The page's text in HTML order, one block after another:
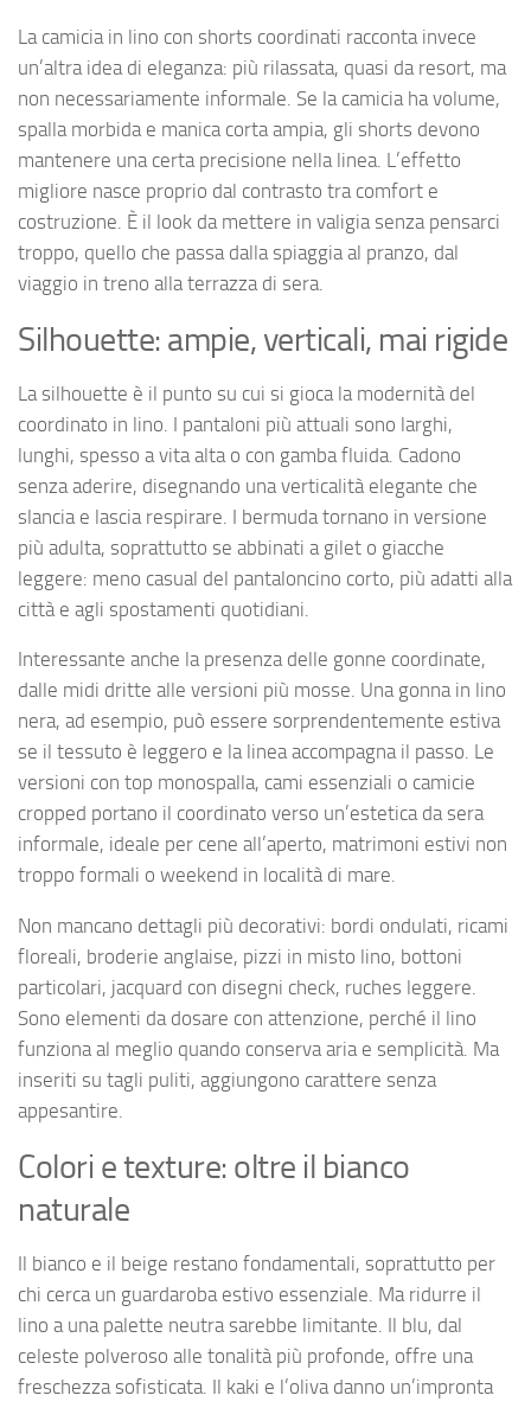
La camicia in lino con shorts coordinati racconta invece
un’altra idea di eleganza: più rilassata, quasi da resort, ma
non necessariamente informale. Se la camicia ha volume,
spalla morbida e manica corta ampia, gli shorts devono
mantenere una certa precisione nella linea. L’effetto
migliore nasce proprio dal contrasto tra comfort e
costruzione. È il look da mettere in valigia senza pensarci
troppo, quello che passa dalla spiaggia al pranzo, dal
viaggio in treno alla terrazza di sera.
Silhouette: ampie, verticali, mai rigide
La silhouette è il punto su cui si gioca la modernità del
coordinato in lino. I pantaloni più attuali sono larghi,
lunghi, spesso a vita alta o con gamba fluida. Cadono
senza aderire, disegnando una verticalità elegante che
slancia e lascia respirare. I bermuda tornano in versione
più adulta, soprattutto se abbinati a gilet o giacche
leggere: meno casual del pantaloncino corto, più adatti alla
città e agli spostamenti quotidiani.
Interessante anche la presenza delle gonne coordinate,
dalle midi dritte alle versioni più mosse. Una gonna in lino
nera, ad esempio, può essere sorprendentemente estiva
se il tessuto è leggero e la linea accompagna il passo. Le
versioni con top monospalla, cami essenziali o camicie
cropped portano il coordinato verso un’estetica da sera
informale, ideale per cene all’aperto, matrimoni estivi non
troppo formali o weekend in località di mare.
Non mancano dettagli più decorativi: bordi ondulati, ricami
floreali, broderie anglaise, pizzi in misto lino, bottoni
particolari, jacquard con disegni check, ruches leggere.
Sono elementi da dosare con attenzione, perché il lino
funziona al meglio quando conserva aria e semplicità. Ma
inseriti su tagli puliti, aggiungono carattere senza
appesantire.
Colori e texture: oltre il bianco
naturale
Il bianco e il beige restano fondamentali, soprattutto per
chi cerca un guardaroba estivo essenziale. Ma ridurre il
lino a una palette neutra sarebbe limitante. Il blu, dal
celeste polveroso alle tonalità più profonde, offre una
freschezza sofisticata. Il kaki e l’oliva danno un’impronta